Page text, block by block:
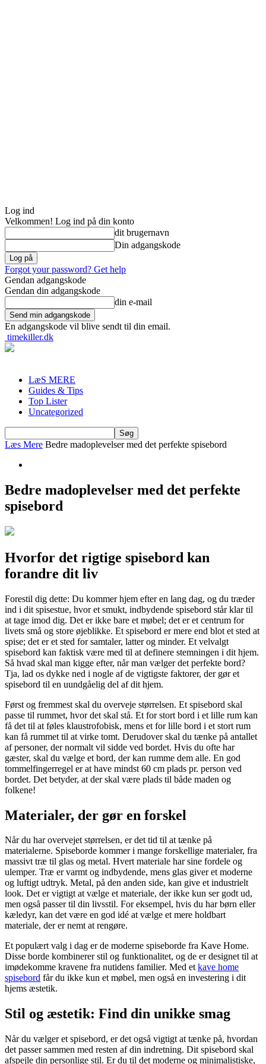
Log ind
Velkommen! Log ind på din konto
dit brugernavn
Din adgangskode
Forgot your password? Get help
Gendan adgangskode
Gendan din adgangskode
din e-mail
En adgangskode vil blive sendt til din email.
timekiller.dk
LæS MERE
Guides & Tips
Top Lister
Uncategorized
Læs Mere Bedre madoplevelser med det perfekte spisebord
Bedre madoplevelser med det perfekte
spisebord
Hvorfor det rigtige spisebord kan
forandre dit liv
Forestil dig dette: Du kommer hjem efter en lang dag, og du træder
ind i dit spisestue, hvor et smukt, indbydende spisebord står klar til
at tage imod dig. Det er ikke bare et møbel; det er et centrum for
livets små og store øjeblikke. Et spisebord er mere end blot et sted at
spise; det er et sted for samtaler, latter og minder. Et velvalgt
spisebord kan faktisk være med til at definere stemningen i dit hjem.
Så hvad skal man kigge efter, når man vælger det perfekte bord?
Tja, lad os dykke ned i nogle af de vigtigste faktorer, der gør et
spisebord til en uundgåelig del af dit hjem.
Først og fremmest skal du overveje størrelsen. Et spisebord skal
passe til rummet, hvor det skal stå. Et for stort bord i et lille rum kan
få det til at føles klaustrofobisk, mens et for lille bord i et stort rum
kan få rummet til at virke tomt. Derudover skal du tænke på antallet
af personer, der normalt vil sidde ved bordet. Hvis du ofte har
gæster, skal du vælge et bord, der kan rumme dem alle. En god
tommelfingerregel er at have mindst 60 cm plads pr. person ved
bordet. Det betyder, at der skal være plads til både maden og
folkene!
Materialer, der gør en forskel
Når du har overvejet størrelsen, er det tid til at tænke på
materialerne. Spiseborde kommer i mange forskellige materialer, fra
massivt træ til glas og metal. Hvert materiale har sine fordele og
ulemper. Træ er varmt og indbydende, mens glas giver et moderne
og luftigt udtryk. Metal, på den anden side, kan give et industrielt
look. Det er vigtigt at vælge et materiale, der ikke kun ser godt ud,
men også passer til din livsstil. For eksempel, hvis du har børn eller
kæledyr, kan det være en god idé at vælge et mere holdbart
materiale, der er nemt at rengøre.
Et populært valg i dag er de moderne spiseborde fra Kave Home.
Disse borde kombinerer stil og funktionalitet, og de er designet til at
imødekomme kravene fra nutidens familier. Med etkave home
spisebord får du ikke kun et møbel, men også en investering i dit
hjems æstetik.
Stil og æstetik: Find din unikke smag
Når du vælger et spisebord, er det også vigtigt at tænke på, hvordan
det passer sammen med resten af din indretning. Dit spisebord skal
afspejle din personlige stil. Er du til det moderne og minimalistiske,